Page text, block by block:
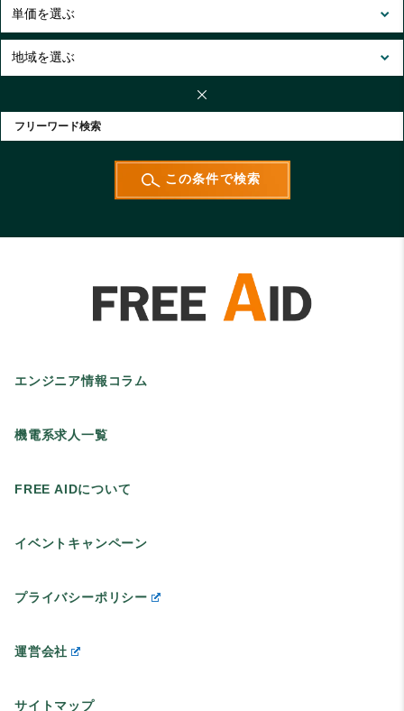
エンジニア情報コラム
機電系求人一覧
FREE AIDについて
イベントキャンペーン
プライバシーポリシー
運営会社
サイトマップ